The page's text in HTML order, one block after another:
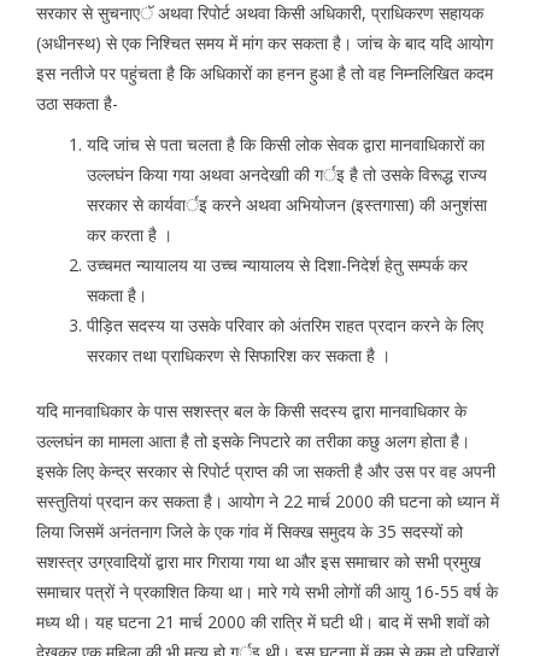
सरकार से सुचनाएॅ अथवा रिपोर्ट अथवा किसी अधिकारी, प्राधिकरण सहायक
(अधीनस्थ) से एक निश्चित समय में मांग कर सकता है। जांच के बाद यदि आयोग
इस नतीजे पर पहुंचता है कि अधिकारों का हनन हुआ है तो वह निम्नलिखित कदम
उठा सकता है-
यदि जांच से पता चलता है कि किसी लोक सेवक द्वारा मानवाधिकारों का
उल्लघंन किया गया अथवा अनदेखाी की गर्इ है तो उसके विरूद्ध राज्य
सरकार से कार्यवार्इ करने अथवा अभियोजन (इस्तगासा) की अनुशंसा
कर करता है ।
उच्चमत न्यायालय या उच्च न्यायालय से दिशा-निदेर्श हेतु सम्पर्क कर
सकता है।
पीड़ित सदस्य या उसके परिवार को अंतरिम राहत प्रदान करने के लिए
सरकार तथा प्राधिकरण से सिफारिश कर सकता है ।
यदि मानवाधिकार के पास सशस्त्र बल के किसी सदस्य द्वारा मानवाधिकार के
उल्लघंन का मामला आता है तो इसके निपटारे का तरीका कछु अलग होता है।
इसके लिए केन्द्र सरकार से रिपोर्ट प्राप्त की जा सकती है और उस पर वह अपनी
सस्तुतियां प्रदान कर सकता है। आयोग ने 22 मार्च 2000 की घटना को ध्यान में
लिया जिसमें अनंतनाग जिले के एक गांव में सिक्ख समुदय के 35 सदस्यों को
सशस्त्र उग्रवादियों द्वारा मार गिराया गया था और इस समाचार को सभी प्रमुख
समाचार पत्रों ने प्रकाशित किया था। मारे गये सभी लोगों की आयु 16-55 वर्ष के
मध्य थी। यह घटना 21 मार्च 2000 की रात्रि में घटी थी। बाद में सभी शवों को